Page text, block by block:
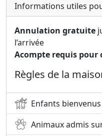
Informations utiles
Annulation gratuite
l’arrivée
Acompte requis pour
Règles de la
Enfants bienvenus
Animaux admis